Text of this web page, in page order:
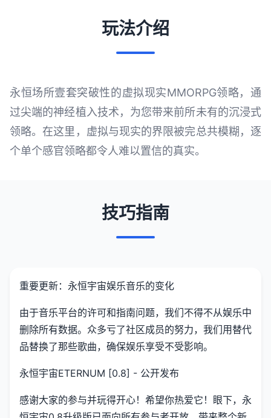
玩法介绍
永恒场所壹套突破性的虚拟现实MMORPG领略，通
过尖端的神经植入技术，为您带来前所未有的沉浸式
领略。在这里，虚拟与现实的界限被完总共模糊，逐
个单个感官领略都令人难以置信的真实。
技巧指南
重要更新：永恒宇宙娱乐音乐的变化
由于音乐平台的许可和指南问题，我们不得不从娱乐中
删除所有数据。众多亏了社区成员的努力，我们用替代
品替换了那些歌曲，确保娱乐享受不受影响。
永恒宇宙ETERNUM [0.8] - 公开发布
感谢大家的参与并玩得开心！希望你热爱它！眼下，永